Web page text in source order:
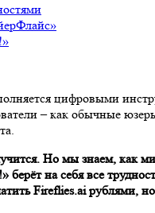
цифровыми
– как обычные
Но мы знаем, как
!» берёт на себя все
Fireflies.ai рублями,